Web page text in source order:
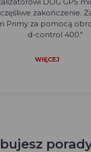
zakończenie.
Primy za pomocą
d-control 400."
WIĘCEJ